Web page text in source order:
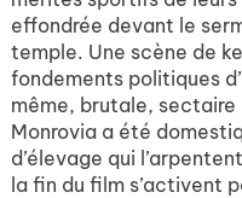
effondrée devant le
temple. Une scène de
fondements politiques
même, brutale,
Monrovia a été
d’élevage qui
la fin du film s’activent